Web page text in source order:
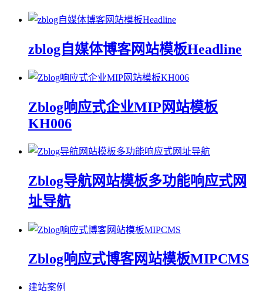
zblog自媒体博客网站模板Headline
Zblog响应式企业MIP网站模板
KH006
Zblog导航网站模板多功能响应式网
址导航
Zblog响应式博客网站模板MIPCMS
建站案例